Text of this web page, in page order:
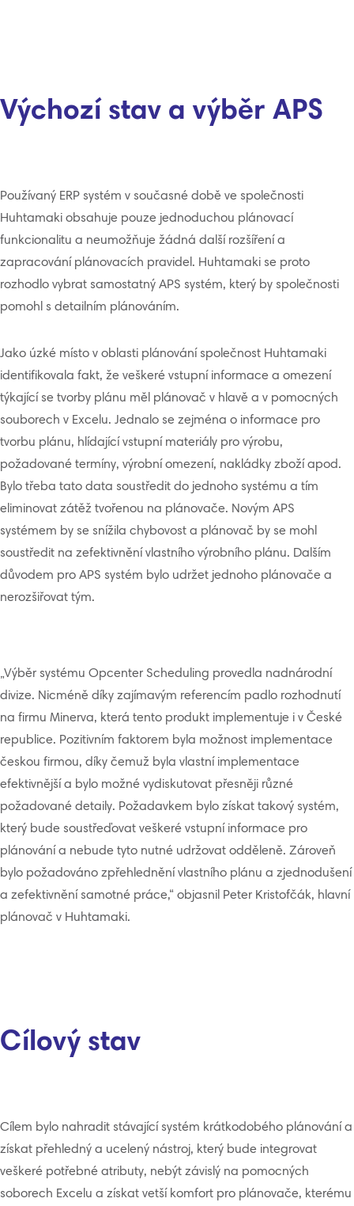
Výchozí stav a výběr APS
Používaný ERP systém v současné době ve společnosti
Huhtamaki obsahuje pouze jednoduchou plánovací
funkcionalitu a neumožňuje žádná další rozšíření a
zapracování plánovacích pravidel. Huhtamaki se proto
rozhodlo vybrat samostatný APS systém, který by společnosti
pomohl s detailním plánováním.
Jako úzké místo v oblasti plánování společnost Huhtamaki
identifikovala fakt, že veškeré vstupní informace a omezení
týkající se tvorby plánu měl plánovač v hlavě a v pomocných
souborech v Excelu. Jednalo se zejména o informace pro
tvorbu plánu, hlídající vstupní materiály pro výrobu,
požadované termíny, výrobní omezení, nakládky zboží apod.
Bylo třeba tato data soustředit do jednoho systému a tím
eliminovat zátěž tvořenou na plánovače. Novým APS
systémem by se snížila chybovost a plánovač by se mohl
soustředit na zefektivnění vlastního výrobního plánu. Dalším
důvodem pro APS systém bylo udržet jednoho plánovače a
nerozšiřovat tým.
„Výběr systému Opcenter Scheduling provedla nadnárodní
divize. Nicméně díky zajímavým referencím padlo rozhodnutí
na firmu Minerva, která tento produkt implementuje i v České
republice. Pozitivním faktorem byla možnost implementace
českou firmou, díky čemuž byla vlastní implementace
efektivnější a bylo možné vydiskutovat přesněji různé
požadované detaily. Požadavkem bylo získat takový systém,
který bude soustřeďovat veškeré vstupní informace pro
plánování a nebude tyto nutné udržovat odděleně. Zároveň
bylo požadováno zpřehlednění vlastního plánu a zjednodušení
a zefektivnění samotné práce,“ objasnil Peter Kristofčák, hlavní
plánovač v Huhtamaki.
Cílový stav
Cílem bylo nahradit stávající systém krátkodobého plánování a
získat přehledný a ucelený nástroj, který bude integrovat
veškeré potřebné atributy, nebýt závislý na pomocných
soborech Excelu a získat vetší komfort pro plánovače, kterému